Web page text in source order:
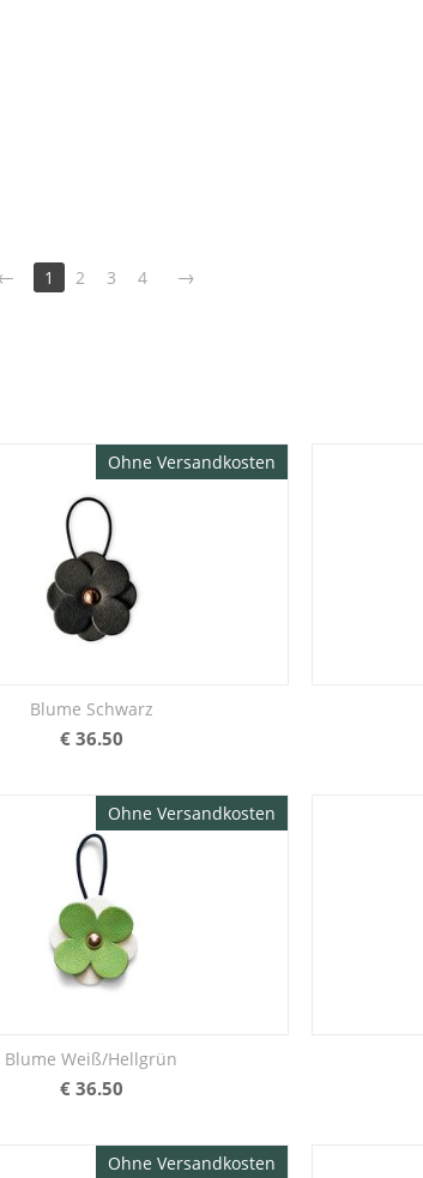
1 2 3 4
Ohne Versandkosten
Blume Schwarz
€ 36.50
Ohne Versandkosten
Blume Weiß/Hellgrün
€ 36.50
Ohne Versandkosten